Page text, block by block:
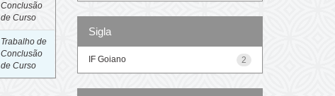
Conclusão
de Curso
Trabalho de
Conclusão
de Curso
Sigla
2
IF Goiano